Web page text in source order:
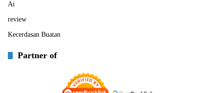
Ai
review
Kecerdasan Buatan
Partner of